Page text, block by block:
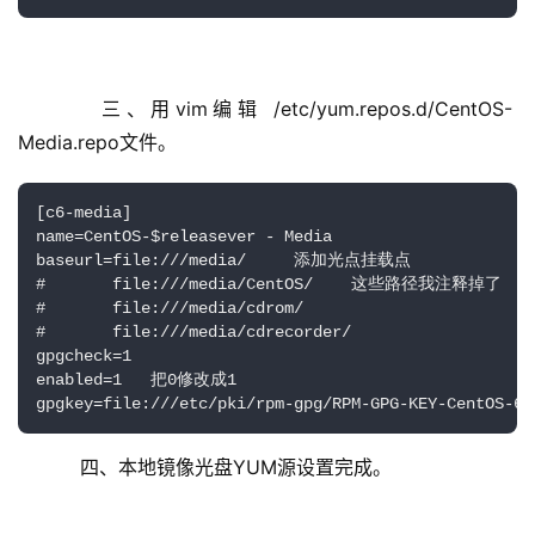
Media.repo文件。
[c6-media]
name=CentOS-$releasever - Media
baseurl=file:///media/     添加光点挂载点
#       file:///media/CentOS/    这些路径我注释掉了
#       file:///media/cdrom/
#       file:///media/cdrecorder/
gpgcheck=1
enabled=1   把0修改成1
gpgkey=file:///etc/pki/rpm-gpg/RPM-GPG-KEY-CentOS-6
    四、本地镜像光盘YUM源设置完成。